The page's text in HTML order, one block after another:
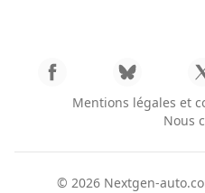
Mentions légales et
Nous
© 2026 Nextgen-